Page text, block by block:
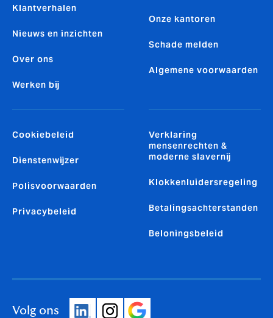
Klantverhalen
Nieuws en inzichten
Over ons
Werken bij
Onze kantoren
Schade melden
Algemene voorwaarden
Cookiebeleid
Dienstenwijzer
Polisvoorwaarden
Privacybeleid
Verklaring
mensenrechten &
moderne slavernij
Klokkenluidersregeling
Betalingsachterstanden
Beloningsbeleid
Volg ons